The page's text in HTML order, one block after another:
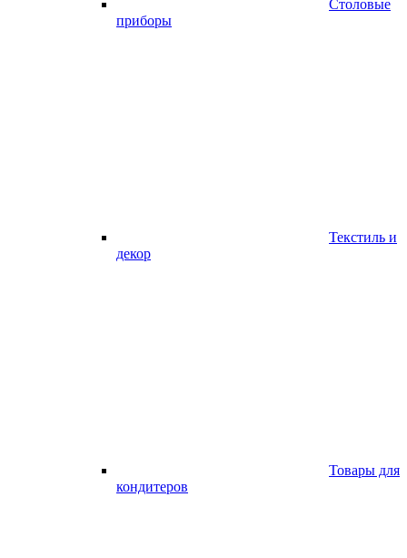
Столовые
приборы
Текстиль и
декор
Товары для
кондитеров